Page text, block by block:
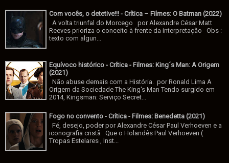
Com vocês, o detetive!!! - Crítica – Filmes: O Batman (2022)
A volta triunfal do Morcego por Alexandre César Matt
Reeves prioriza o conceito à frente da interpretação Obs :
texto com algun...
Equívoco histórico - Crítica - Filmes: King´s Man: A Origem
(2021)
Não abuse demais com a História. por Ronald Lima A
Origem da Sociedade The King's Man Tendo surgido em
2014, Kingsman: Serviço Secret...
Fogo no convento - Crítica - Filmes: Benedetta (2021)
Fé, desejo, poder por Alexandre César Paul Verhoeven e a
iconografia cristã Que o Holandês Paul Verhoeven (
Tropas Estelares , Inst...